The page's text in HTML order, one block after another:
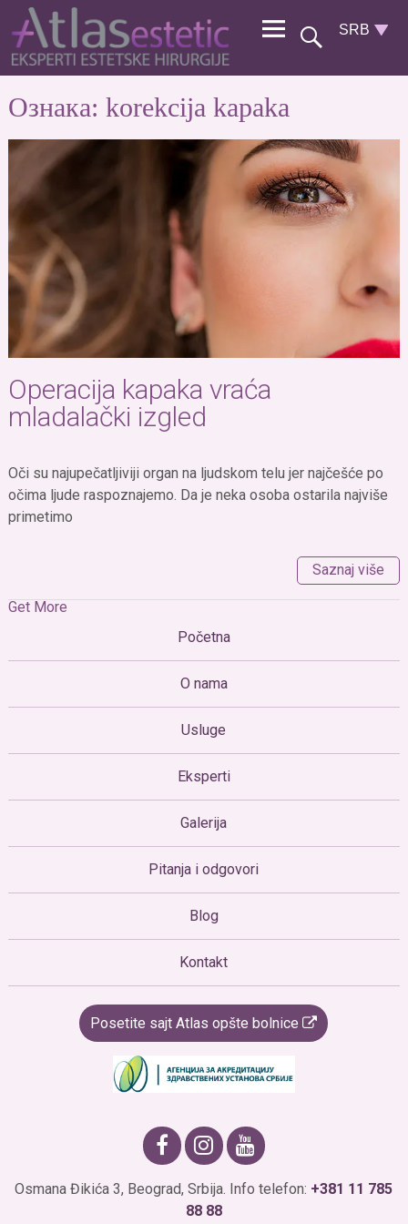
Ознака: korekcija kapaka
Operacija kapaka vraća
mladalački izgled
Oči su najupečatljiviji organ na ljudskom telu jer najčešće po
očima ljude raspoznajemo. Da je neka osoba ostarila najviše
primetimo
Saznaj više
Get More
Početna
O nama
Usluge
Eksperti
Galerija
Pitanja i odgovori
Blog
Kontakt
Posetite sajt Atlas opšte bolnice
Osmana Đikića 3, Beograd, Srbija. Info telefon: +381 11 785
88 88